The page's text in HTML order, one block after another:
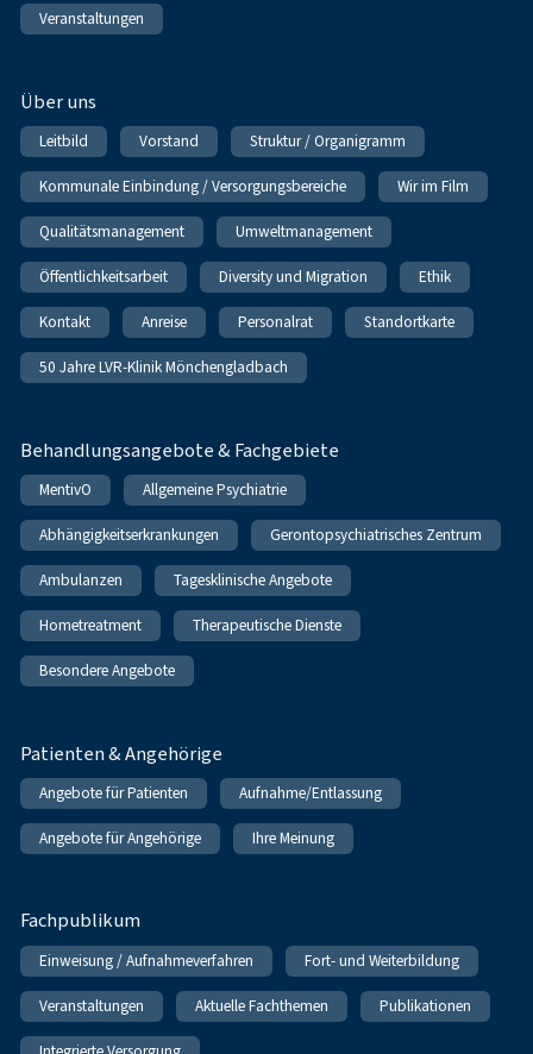
Veranstaltungen
Über uns
Leitbild Vorstand Struktur / Organigramm
Kommunale Einbindung / Versorgungsbereiche Wir im Film
Qualitätsmanagement Umweltmanagement
Öffentlichkeitsarbeit Diversity und Migration Ethik
Kontakt Anreise Personalrat Standortkarte
50 Jahre LVR-Klinik Mönchengladbach
Behandlungsangebote & Fachgebiete
MentivO Allgemeine Psychiatrie
Abhängigkeitserkrankungen Gerontopsychiatrisches Zentrum
Ambulanzen Tagesklinische Angebote
Hometreatment Therapeutische Dienste
Besondere Angebote
Patienten & Angehörige
Angebote für Patienten Aufnahme/Entlassung
Angebote für Angehörige Ihre Meinung
Fachpublikum
Einweisung / Aufnahmeverfahren Fort- und Weiterbildung
Veranstaltungen Aktuelle Fachthemen Publikationen